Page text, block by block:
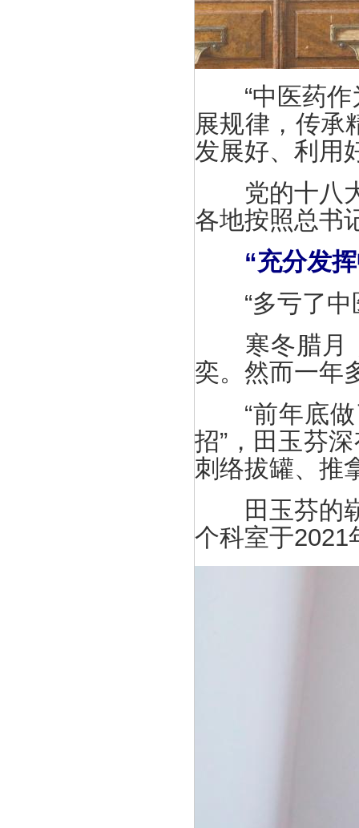
“中医药作为
展规律，传承
发展好、利用
党的十八大
各地按照总书
“充分发
“多亏了中
寒冬腊月，
奕。然而一年
“前年底做
招”，田玉芬
刺络拔罐、推
田玉芬的崭
个科室于2021